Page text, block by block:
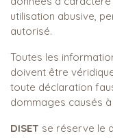
utilisation abusive,
autorisé.
Toutes les
doivent être
toute déclaration
dommages causés à
DISET se réserve le